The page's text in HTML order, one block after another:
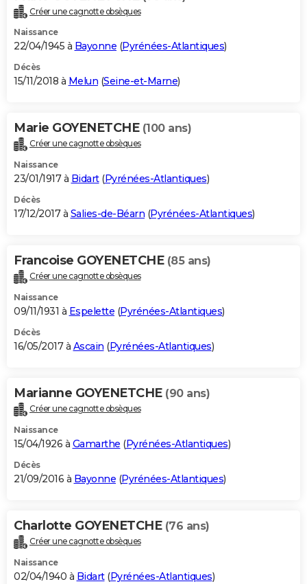
Créer une cagnotte obsèques
Naissance
22/04/1945 à Bayonne (Pyrénées-Atlantiques)
Décès
15/11/2018 à Melun (Seine-et-Marne)
Marie GOYENETCHE (100 ans)
Créer une cagnotte obsèques
Naissance
23/01/1917 à Bidart(Pyrénées-Atlantiques)
Décès
17/12/2017 à Salies-de-Béarn (Pyrénées-Atlantiques)
Francoise GOYENETCHE (85 ans)
Créer une cagnotte obsèques
Naissance
09/11/1931 à Espelette (Pyrénées-Atlantiques)
Décès
16/05/2017 à Ascain (Pyrénées-Atlantiques)
Marianne GOYENETCHE (90 ans)
Créer une cagnotte obsèques
Naissance
15/04/1926 à Gamarthe (Pyrénées-Atlantiques)
Décès
21/09/2016 à Bayonne (Pyrénées-Atlantiques)
Charlotte GOYENETCHE (76 ans)
Créer une cagnotte obsèques
Naissance
02/04/1940 à Bidart(Pyrénées-Atlantiques)